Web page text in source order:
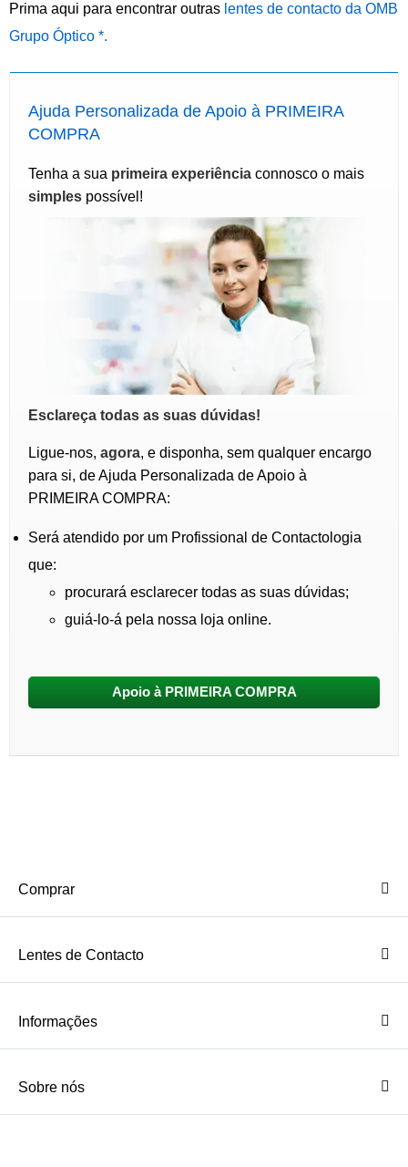
Prima aqui para encontrar outras lentes de contacto da OMB
Grupo Óptico *.
Ajuda Personalizada de Apoio à PRIMEIRA
COMPRA
Tenha a sua primeira experiência connosco o mais
simples possível!
Esclareça todas as suas dúvidas!
Ligue-nos, agora, e disponha, sem qualquer encargo
para si, de Ajuda Personalizada de Apoio à
PRIMEIRA COMPRA:
Será atendido por um Profissional de Contactologia
que:
procurará esclarecer todas as suas dúvidas;
guiá-lo-á pela nossa loja online.
Apoio à PRIMEIRA COMPRA
Comprar
Lentes de Contacto
Informações
Sobre nós